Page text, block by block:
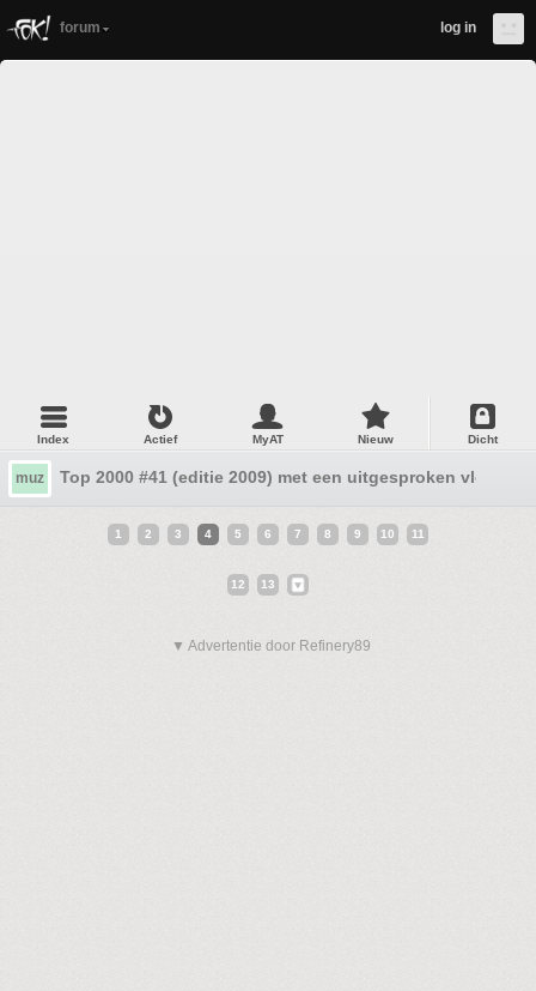
forum log in
Index Actief MyAT Nieuw Dicht
muz Top 2000 #41 (editie 2009) met een uitgesproken vloek
1 2 3 4 5 6 7 8 9 10 11
12 13
▼ Advertentie door Refinery89